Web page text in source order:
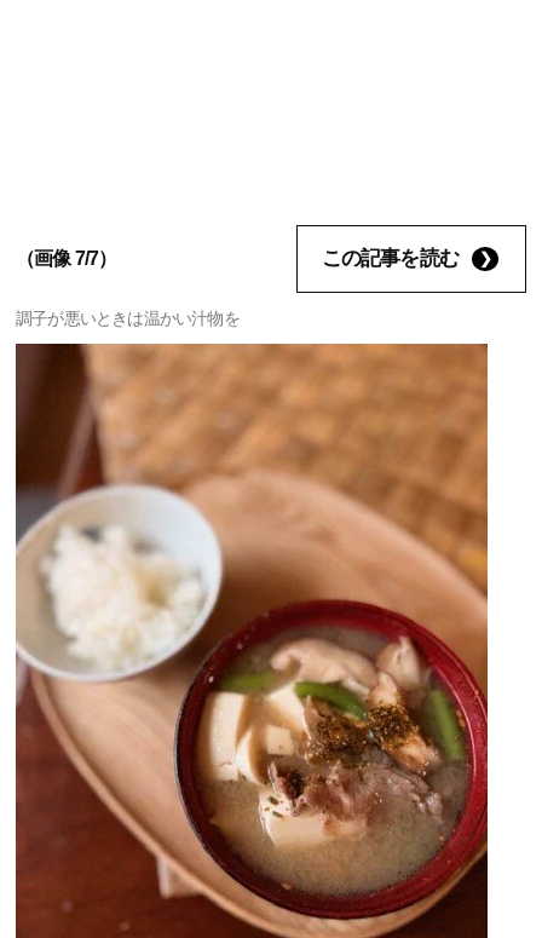
（画像 7/7） この記事を読む
調子が悪いときは温かい汁物を